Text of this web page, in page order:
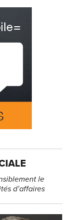
le
d’affaires